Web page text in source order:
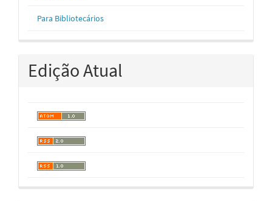
Para Bibliotecários
Edição Atual